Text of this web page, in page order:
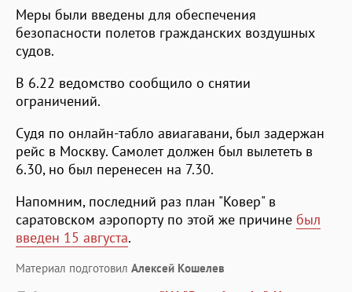
Меры были введены для обеспечения
безопасности полетов гражданских воздушных
судов.
В 6.22 ведомство сообщило о снятии
ограничений.
Судя по онлайн-табло авиагавани, был задержан
рейс в Москву. Самолет должен был вылететь в
6.30, но был перенесен на 7.30.
Напомним, последний раз план "Ковер" в
саратовском аэропорту по этой же причине был
введен 15 августа.
Материал подготовил Алексей Кошелев